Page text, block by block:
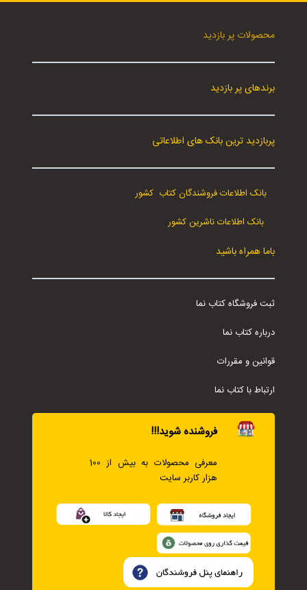
محصولات پر بازدید
برندهای پر بازدید
پربازدید ترین بانک های اطلاعاتی
بانک اطلاعات فروشندگان کتاب کشور
بانک اطلاعات ناشرین کشور
باما همراه باشید
ثبت فروشگاه کتاب نما
درباره کتاب نما
قوانین و مقررات
ارتباط با کتاب نما
فروشنده شوید!!!
معرفی محصولات به بیش از 100
هزار کاربر سایت